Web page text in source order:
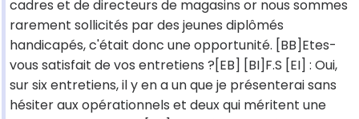
cadres et de directeurs de magasins or nous sommes
rarement sollicités par des jeunes diplômés
handicapés, c'était donc une opportunité. [BB]Etes-
vous satisfait de vos entretiens ?[EB] [BI]F.S [EI] : Oui,
sur six entretiens, il y en a un que je présenterai sans
hésiter aux opérationnels et deux qui méritent une